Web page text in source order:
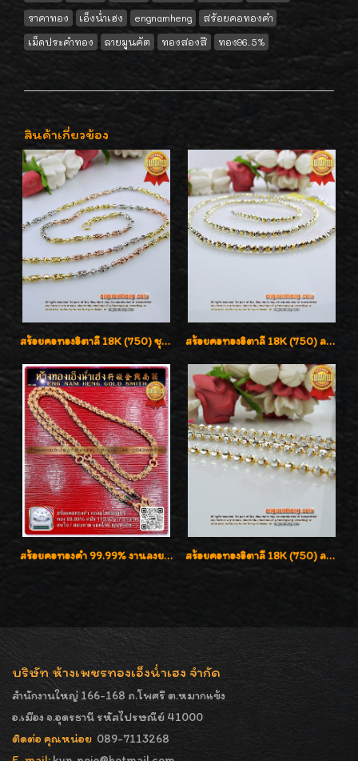
ราคาทอง
เอ็งน่ำเฮง engnamheng
สร้อยคอทองคำ
เม็ดประคำทอง
ลายมูนคัต ทองสองสี ทอง96.5%
สินค้าเกี่ยวข้อง
สร้อยคอทองอิตาลี 18K (750) ชุบ 3 สี แกะลายสวยรุ่นใหม่ ลายละเอียดเงาวิบวับค่ะ สร้อยคอทองอิตาลี 18K (750) ลายสวยตัดเหลี่ยมคมชัด ใส่สวยน่ารักค่ะ
สร้อยคอทองคำ 99.99% งานลงยาสุโขทัยแท้ งานช่างทองโบราณ หรูหรา น่าสะสมค่ะ สร้อยคอทองอิตาลี 18K (750) ลายยินตันแกะมูนคัดสวย ลายนี้เงามากๆค่ะ ใส่ทนแข็งแรง
บริษัท ห้างเพชรทองเอ็งน่ำเฮง จำกัด
สำนักงานใหญ่ 166-168 ถ.โพศรี ต.หมากแข้ง
อ.เมือง จ.อุดรธานี รหัสไปรษณีย์ 41000
ติดต่อ คุณหน่อย 089-7113268